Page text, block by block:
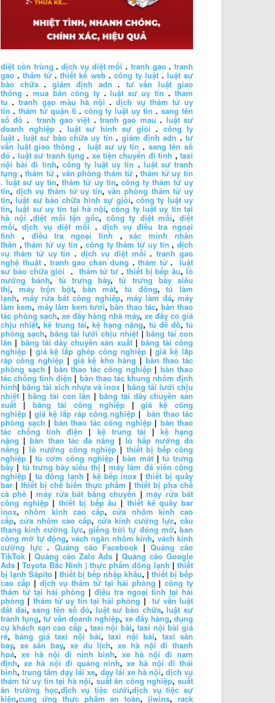
diệt côn trùng . dịch vụ diệt mối . tranh gao. tranh
gao .thám tử .thiết kế web. công ty luật.luật sư
bào chữa. giám định adn . tư vấn luật giao
thông . mua bán công ty.luật sư uy tín .tham
tu .tranh gạo màu hà nội .dịch vụ thám tử uy
tín . thám tử quận 6. công ty luật uy tín .sang tên
sổ đỏ . tranh gao việt .tranh gao mau . luật sư
doanh nghiệp. luật sư hình sự giỏi . công ty
luật . luật sư bào chữa uy tín . giám định adn .tư
vấn luật giao thông .luật sư uy tín . sang tên sổ
đỏ . luật sư tranh tụng . xe tiện chuyến đi tỉnh ,taxi
nội bài đi tỉnh, công ty luật uy tín . luật sư tranh
tụng ,thám tử, văn phòng thám tử ,thám tử uy tín
. luật sư uy tín,thám tử uy tín, công ty thám tử uy
tín, dịch vụ thám tử uy tín,văn phòng thám tử uy
tín,luật sư bào chữa hình sự giỏi, công ty luật uy
tín,luật sư uy tín tại hà nội,công ty luật uy tín tại
hà nội.diệt mối tận gốc, công ty diệt mối,diệt
mối,dịch vụ diệt mối . dịch vụ điều tra ngoại
tình , điều tra ngoại tình ,xác minh nhân
thân ,thám tử uy tín ,công ty thám tử uy tín ,dịch
vụ thám tử uy tín .dịch vụ diệt mối .tranh gao
nghệ thuật. tranh gao chan dung . thám tử. luật
sư bào chữa giỏi . thám tử tư . thiết bị bếp âu,lò
nướng bánh, tủ trưng bày,tủ trưng bày siêu
thị, máy trộn bột, bàn mát,tủ đông,tủ làm
lạnh,máy rửa bát công nghiệp, máy làm đá,máy
làm kem, máy làm kem tươi,bàn thao tác, bàn thao
tác phòng sạch, xe đẩy hàng nhà máy, xe đẩy có giá
chịu nhiệt,kệ trung tải, kệ hạng nặng, tủ để đồ,tủ
phòng sạch, băng tải lưới chịu nhiệt|băng tải con
lăn | băng tải dây chuyền sản xuất|băng tải công
nghiệp | giá kệ lắp ghép công nghiệp|giá kệ lắp
ráp công nghiệp |giá kệ kho hàng | bàn thao tác
phòng sạch | bàn thao tác công nghiệp| bàn thao
tác chống tĩnh điện | bàn thao tác khung nhôm định
hình| băng tải xích nhựa và inox | băng tải lưới chịu
nhiệt |băng tải con lăn |băng tải dây chuyền sản
xuất | băng tải công nghiệp|giá kệ công
nghiệp | giá kệ lắp ráp công nghiệp |bàn thao tác
phòng sạch | bàn thao tác công nghiệp| bàn thao
tác chống tĩnh điện | kệ trung tải | kệ hạng
nặng |bàn thao tác đa năng |lò hấp nướng đa
năng | lò nướng công nghiệp | thiết bị bếp công
nghiệp |tủ cơm công nghiệp|bàn mát|tủ trưng
bày | tủ trưng bày siêu thị | máy làm đá viên công
nghiệp | tủ đông lạnh | kệ bếp inox |thiết bị quầy
bar |thiết bị chế biến thực phẩm | thiết bị pha chế
cà phê |máy rửa bát băng chuyền |máy rửa bát
công nghiệp|thiết bị bếp âu | thiết kế quầy bar
inox,nhôm kính cao cấp,cửa nhôm kính cao
cấp, cửa nhôm cao cấp, cửa kính cường lực, cầu
thang kính cường lực, giếng trời tự đóng mở,ban
công mở tự động, vách ngăn nhôm kính, vách kính
cường lực. Quảng cáo Facebook |Quảng cáo
TikTok | Quảng cáo Zalo Ads |Quảng cáo Google
Ads |Toyota Bắc Ninh | thực phẩm đông lạnh |thiết
bị lạnh Sápito | thiết bị bếp nhập khẩu, | thiết bị bếp
cao cấp| dịch vụ thám tử tại hải phòng |công ty
thám tử tại hải phòng | điều tra ngoại tình tại hải
phòng | thám tử uy tín tại hải phòng |tư vấn luật
đất đai,sang tên sổ đỏ, luật sư bào chữa,luật sư
tranh tụng, tư vấn doanh nghiệp, xe đẩy hàng, dụng
cụ khách sạn cao cấp , taxi nội bài, taxi nội bài giá
rẻ,bảng giá taxi nội bài,taxi nội bài, taxi sân
bay, xe sân bay, xe du lịch,xe hà nội đi thanh
hoá, xe hà nội đi ninh bình, xe hà nội đi nam
định, xe hà nội đi quảng ninh,xe hà nội đi thái
bình,trung tâm dạy lái xe, dạy lái xe hà nội, dịch vụ
thám tử uy tín tại hà nội, suất ăn công nghiệp,suất
ăn trường học,dịch vụ tiệc cưới,dịch vụ tiệc sự
kiện,cung ứng thực phẩm an toàn, jiwins,rack